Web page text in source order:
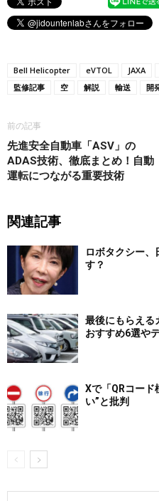
Bell Helicopter eVTOL JAXA
監修記事
空 解説 輸送 開
前の記事
先進安全自動車「ASV」の
ADAS技術、徹底まとめ！自動
運転につながる重要技術
関連記事
ロボタクシー、
す？
最後にもらえる
おすすめ6選や
Xで「QRコード
い”と批判